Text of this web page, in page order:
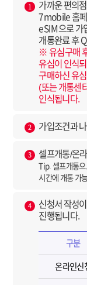
1
가까운 편의
7mobile 홈페
eSIM으로 가
개통완료 후
※ 유심구매
유심이 인식
구매하신 유
(또는 개통센
인식됩니다.
2 가입조건과
3 셀프개통/온
Tip. 셀프개통으
시간에 개통 가
4
신청서 작성
진행됩니다.
구분
온라인신